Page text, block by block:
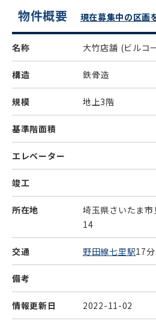
物件概要 現在募集中の区画
名称 大竹店舗 (ビルコ
構造 鉄骨造
規模 地上3階
基準階面積
エレベーター
竣工
所在地
埼玉県さいたま
14
交通 野田線七里駅17分
備考
情報更新日 2022-11-02